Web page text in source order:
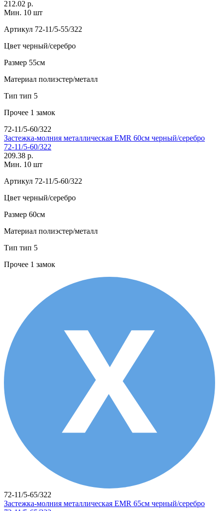
212.02 р.
Мин. 10 шт
Артикул 72-11/5-55/322
Цвет черный/серебро
Размер 55см
Материал полиэстер/металл
Тип тип 5
Прочее 1 замок
72-11/5-60/322
Застежка-молния металлическая EMR 60см черный/серебро
72-11/5-60/322
209.38 р.
Мин. 10 шт
Артикул 72-11/5-60/322
Цвет черный/серебро
Размер 60см
Материал полиэстер/металл
Тип тип 5
Прочее 1 замок
72-11/5-65/322
Застежка-молния металлическая EMR 65см черный/серебро